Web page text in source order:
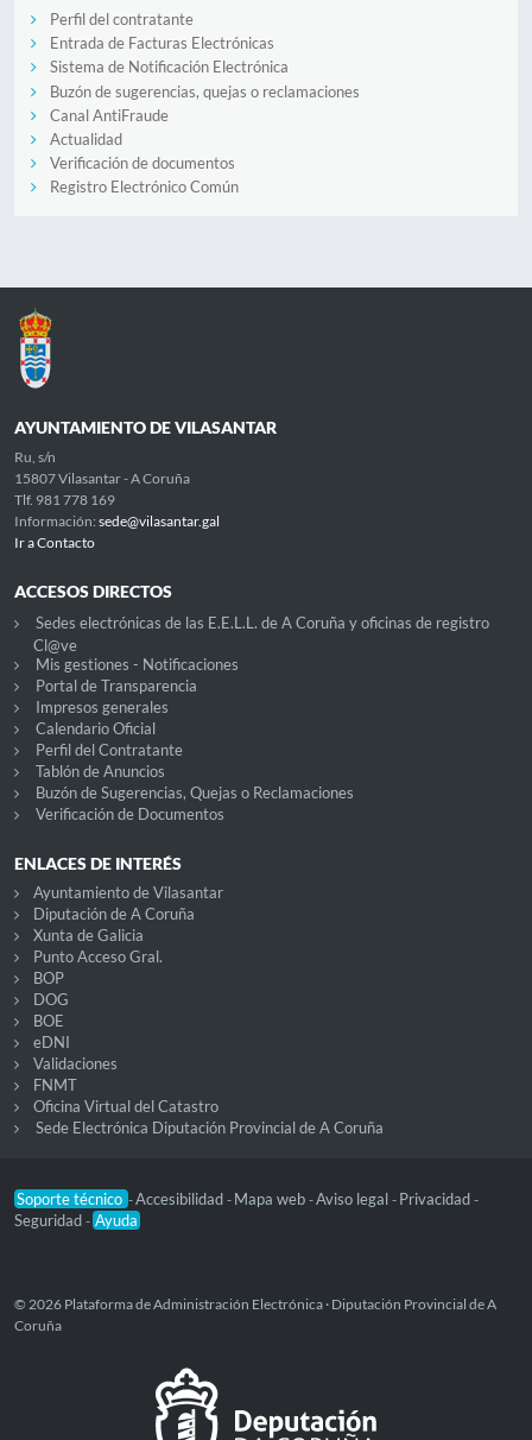
Perfil del contratante
Entrada de Facturas Electrónicas
Sistema de Notificación Electrónica
Buzón de sugerencias, quejas o reclamaciones
Canal AntiFraude
Actualidad
Verificación de documentos
Registro Electrónico Común
AYUNTAMIENTO DE VILASANTAR
Ru, s/n
15807 Vilasantar - A Coruña
Tlf. 981 778 169
Información: sede@vilasantar.gal
Ir a Contacto
ACCESOS DIRECTOS
Sedes electrónicas de las E.E.L.L. de A Coruña y oficinas de registro
Cl@ve
Mis gestiones - Notificaciones
Portal de Transparencia
Impresos generales
Calendario Oficial
Perfil del Contratante
Tablón de Anuncios
Buzón de Sugerencias, Quejas o Reclamaciones
Verificación de Documentos
ENLACES DE INTERÉS
Ayuntamiento de Vilasantar
Diputación de A Coruña
Xunta de Galicia
Punto Acceso Gral.
BOP
DOG
BOE
eDNI
Validaciones
FNMT
Oficina Virtual del Catastro
Sede Electrónica Diputación Provincial de A Coruña
Soporte técnico -Accesibilidad - Mapa web -Aviso legal - Privacidad -
Seguridad - Ayuda
© 2026 Plataforma de Administración Electrónica · Diputación Provincial de A
Coruña